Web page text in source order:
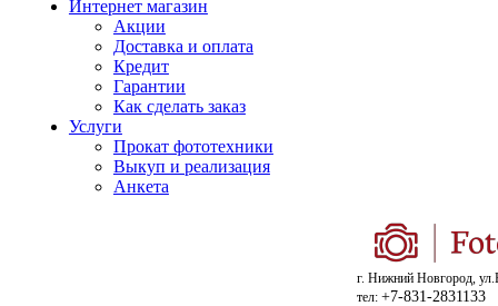
Интернет магазин
Акции
Доставка и оплата
Кредит
Гарантии
Как сделать заказ
Услуги
Прокат фототехники
Выкуп и реализация
Анкета
г. Нижний Новгород,
тел: +7-831-2831133